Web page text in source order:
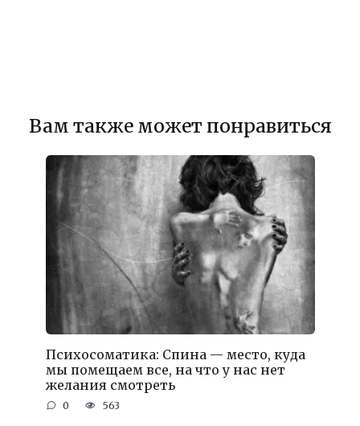
Вам также может понравиться
Психосоматика: Спина — место, куда
мы помещаем все, на что у нас нет
желания смотреть
0 563